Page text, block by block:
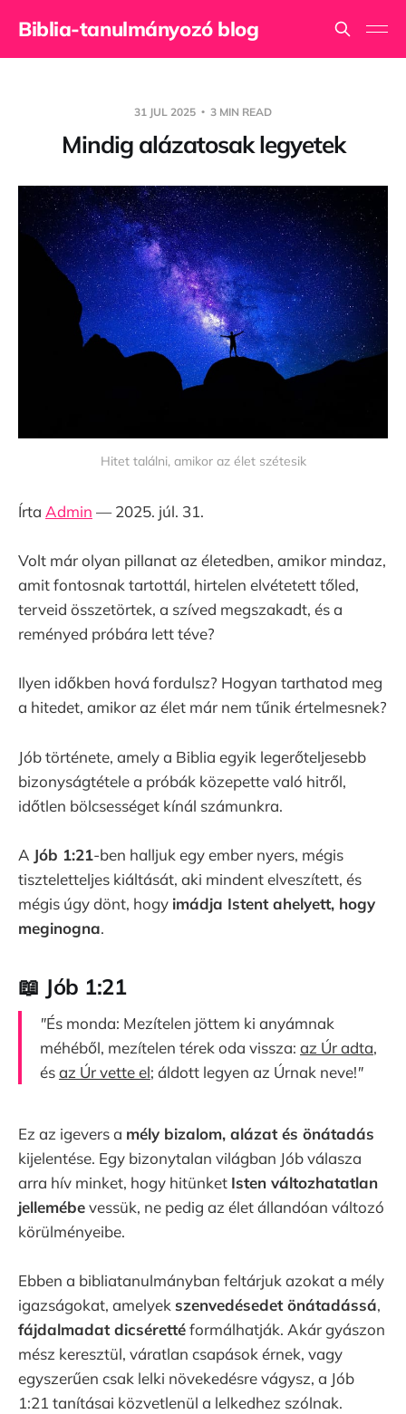
Biblia-tanulmányozó blog
31 JUL 2025 3 MIN READ
Mindig alázatosak legyetek
Hitet találni, amikor az élet szétesik
Írta Admin — 2025. júl. 31.
Volt már olyan pillanat az életedben, amikor mindaz,
amit fontosnak tartottál, hirtelen elvétetett tőled,
terveid összetörtek, a szíved megszakadt, és a
reményed próbára lett téve?
Ilyen időkben hová fordulsz? Hogyan tarthatod meg
a hitedet, amikor az élet már nem tűnik értelmesnek?
Jób története, amely a Biblia egyik legerőteljesebb
bizonyságtétele a próbák közepette való hitről,
időtlen bölcsességet kínál számunkra.
A Jób 1:21-ben halljuk egy ember nyers, mégis
tiszteletteljes kiáltását, aki mindent elveszített, és
mégis úgy dönt, hogy imádja Istent ahelyett, hogy
meginogna.
📖 Jób 1:21
"És monda: Mezítelen jöttem ki anyámnak
méhéből, mezítelen térek oda vissza: az Úr adta,
ésaz Úr vette el; áldott legyen az Úrnak neve!"
Ez az igevers a mély bizalom, alázat és önátadás
kijelentése. Egy bizonytalan világban Jób válasza
arra hív minket, hogy hitünket Isten változhatatlan
jellemébevessük, ne pedig az élet állandóan változó
körülményeibe.
Ebben a bibliatanulmányban feltárjuk azokat a mély
igazságokat, amelyek szenvedésedet önátadássá,
fájdalmadat dicsérettéformálhatják. Akár gyászon
mész keresztül, váratlan csapások érnek, vagy
egyszerűen csak lelki növekedésre vágysz, a Jób
1:21 tanításai közvetlenül a lelkedhez szólnak.